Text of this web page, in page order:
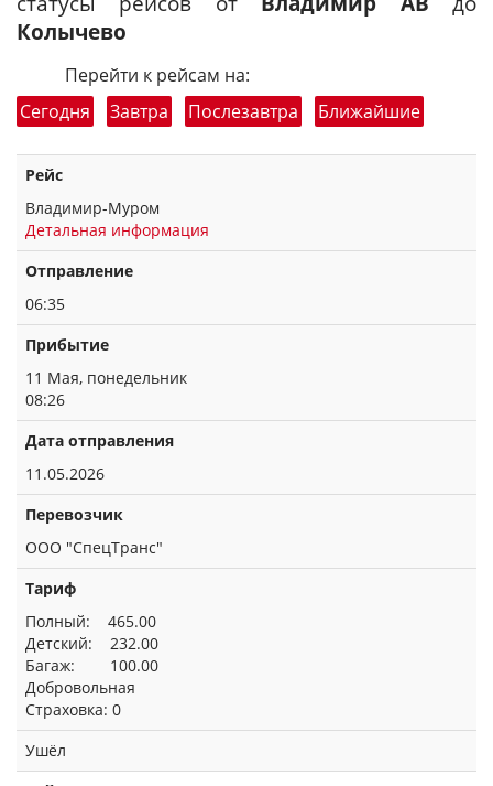
Колычево
Перейти к рейсам на:
Сегодня
Завтра Послезавтра Ближайшие
Рейс
Владимир-Муром
Детальная информация
Отправление
06:35
Прибытие
11 Мая, понедельник
08:26
Дата отправления
11.05.2026
Перевозчик
ООО "СпецТранс"
Тариф
Полный: 465.00
Детский: 232.00
Багаж: 100.00
Добровольная
Страховка: 0
Ушёл